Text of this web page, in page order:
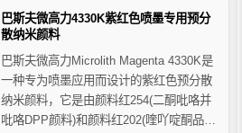
和油墨行业的产品着色，推荐用于溶剂型
柔性版/凹版油墨、喷墨油墨、PVC油墨...
巴斯夫微高力4330K紫红色喷墨专用预分
散纳米颜料
巴斯夫微高力Microlith Magenta 4330K是
一种专为喷墨应用而设计的紫红色预分散
纳米颜料，它是由颜料红254(二酮吡咯并
吡咯DPP颜料)和颜料红202(喹吖啶酮品红